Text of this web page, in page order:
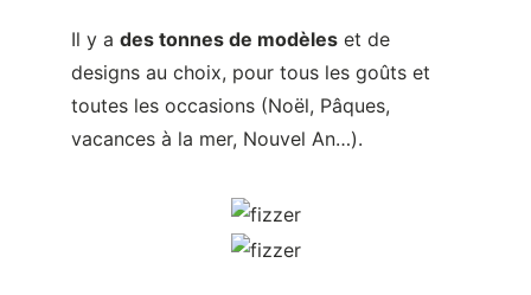
Il y a des tonnes de modèles et de
designs au choix, pour tous les goûts et
toutes les occasions (Noël, Pâques,
vacances à la mer, Nouvel An…).